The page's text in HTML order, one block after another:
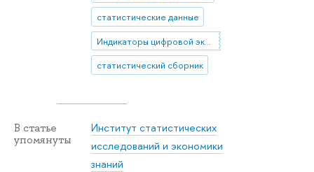
статистические данные
Индикаторы цифровой экономики
статистический сборник
В статье
упомянуты
Институт статистических
исследований и экономики
знаний